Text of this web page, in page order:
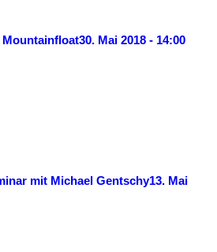
Mountainfloat30. Mai 2018 - 14:00
mit Michael Gentschy13. Mai